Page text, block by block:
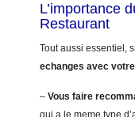
L’importance
Restaurant
Tout aussi essentiel,
echanges avec
– Vous faire
qui a le meme type